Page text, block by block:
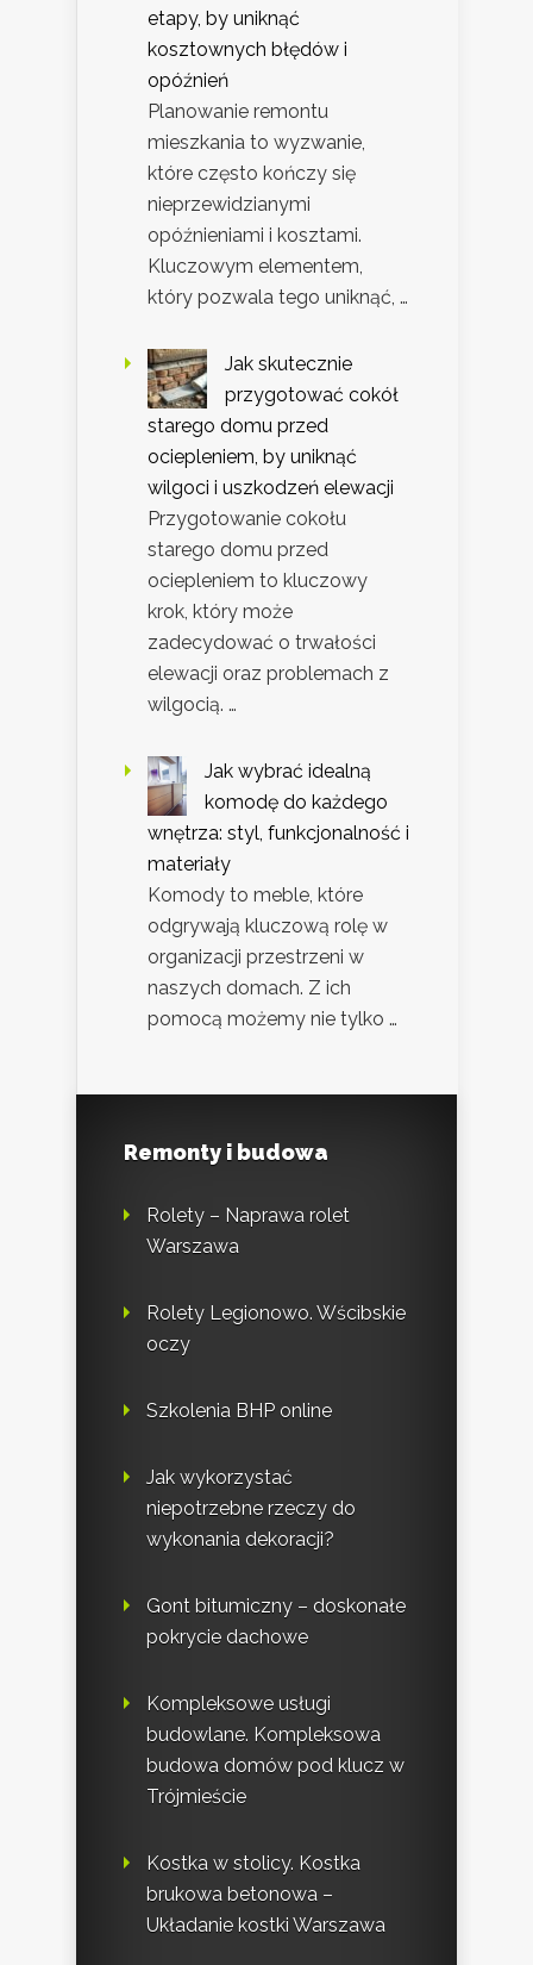
etapy, by uniknąć
kosztownych błędów i
opóźnień
Planowanie remontu
mieszkania to wyzwanie,
które często kończy się
nieprzewidzianymi
opóźnieniami i kosztami.
Kluczowym elementem,
który pozwala tego uniknąć, …
Jak skutecznie
przygotować cokół
starego domu przed
ociepleniem, by uniknąć
wilgoci i uszkodzeń elewacji
Przygotowanie cokołu
starego domu przed
ociepleniem to kluczowy
krok, który może
zadecydować o trwałości
elewacji oraz problemach z
wilgocią. …
Jak wybrać idealną
komodę do każdego
wnętrza: styl, funkcjonalność i
materiały
Komody to meble, które
odgrywają kluczową rolę w
organizacji przestrzeni w
naszych domach. Z ich
pomocą możemy nie tylko …
Remonty i budowa
Rolety – Naprawa rolet
Warszawa
Rolety Legionowo. Wścibskie
oczy
Szkolenia BHP online
Jak wykorzystać
niepotrzebne rzeczy do
wykonania dekoracji?
Gont bitumiczny – doskonałe
pokrycie dachowe
Kompleksowe usługi
budowlane. Kompleksowa
budowa domów pod klucz w
Trójmieście
Kostka w stolicy. Kostka
brukowa betonowa –
Układanie kostki Warszawa